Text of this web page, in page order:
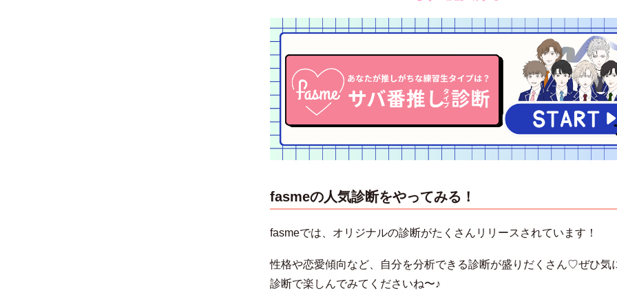
fasmeの人気診断をやってみる！
fasmeでは、オリジナルの診断がたくさんリリースされています！
性格や恋愛傾向など、自分を分析できる診断が盛りだくさん♡ぜひ気
診断で楽しんでみてくださいね〜♪